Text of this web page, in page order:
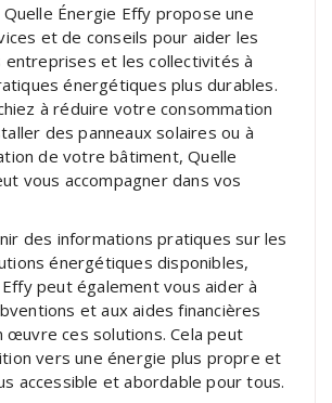
Énergie Effy propose une
et de conseils pour aider les
entreprises et les collectivités à
énergétiques plus durables.
à réduire votre consommation
des panneaux solaires ou à
de votre bâtiment, Quelle
vous accompagner dans vos
des informations pratiques sur les
énergétiques disponibles,
peut également vous aider à
et aux aides financières
ces solutions. Cela peut
vers une énergie plus propre et
accessible et abordable pour tous.